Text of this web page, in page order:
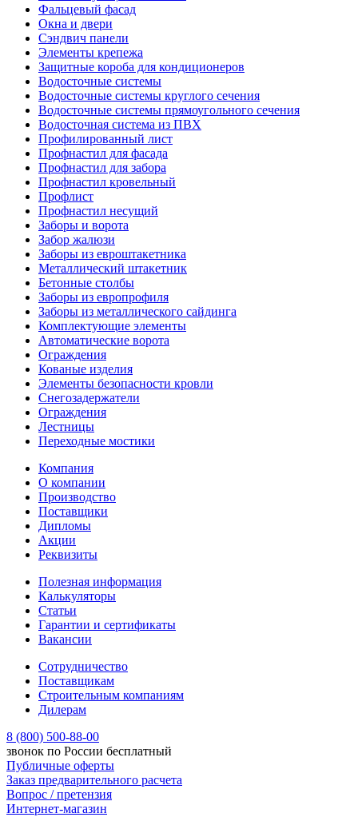
Фальцевый фасад
Окна и двери
Сэндвич панели
Элементы крепежа
Защитные короба для кондиционеров
Водосточные системы
Водосточные системы круглого сечения
Водосточные системы прямоугольного сечения
Водосточная система из ПВХ
Профилированный лист
Профнастил для фасада
Профнастил для забора
Профнастил кровельный
Профлист
Профнастил несущий
Заборы и ворота
Забор жалюзи
Заборы из евроштакетника
Металлический штакетник
Бетонные столбы
Заборы из европрофиля
Заборы из металлического сайдинга
Комплектующие элементы
Автоматические ворота
Ограждения
Кованые изделия
Элементы безопасности кровли
Снегозадержатели
Ограждения
Лестницы
Переходные мостики
Компания
О компании
Производство
Поставщики
Дипломы
Акции
Реквизиты
Полезная информация
Калькуляторы
Статьи
Гарантии и сертификаты
Вакансии
Сотрудничество
Поставщикам
Строительным компаниям
Дилерам
8 (800) 500-88-00
звонок по России бесплатный
Публичные оферты
Заказ предварительного расчета
Вопрос / претензия
Интернет-магазин